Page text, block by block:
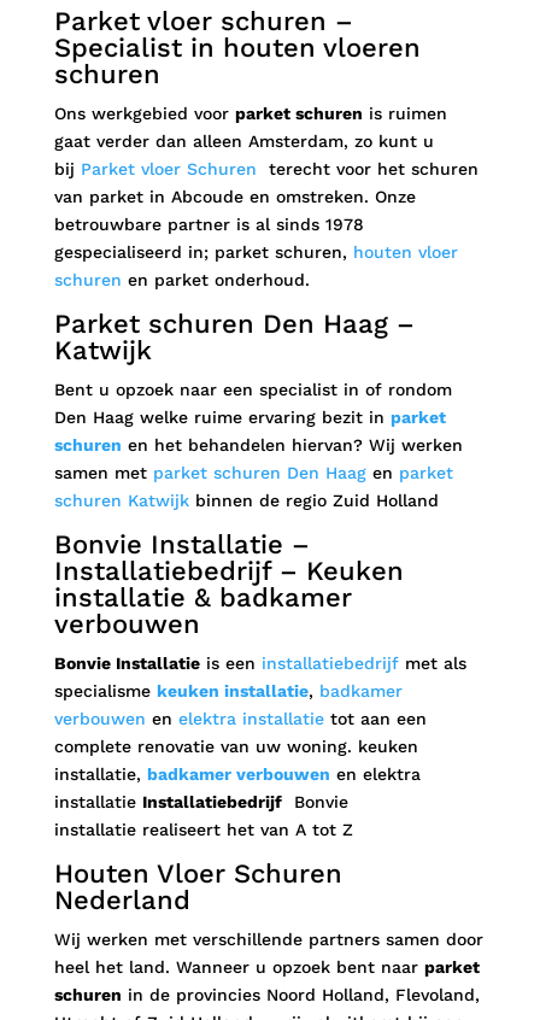
Parket vloer schuren –
Specialist in houten vloeren
schuren
Ons werkgebied voor parket schuren is ruimen
gaat verder dan alleen Amsterdam, zo kunt u
bij Parket vloer Schuren
terecht voor het schuren
van parket in Abcoude en omstreken. Onze
betrouwbare partner is al sinds 1978
gespecialiseerd in; parket schuren, houten vloer
schuren en parket onderhoud.
Parket schuren Den Haag –
Katwijk
Bent u opzoek naar een specialist in of rondom
Den Haag welke ruime ervaring bezit in parket
schuren en het behandelen hiervan? Wij werken
samen met parket schuren Den Haagen parket
schuren Katwijkbinnen de regio Zuid Holland
Bonvie Installatie –
Installatiebedrijf – Keuken
installatie & badkamer
verbouwen
Bonvie Installatieis een installatiebedrijfmet als
specialisme keuken installatie, badkamer
verbouwen en elektra installatietot aan een
complete renovatie van uw woning. keuken
installatie, badkamer verbouwen en elektra
installatie InstallatiebedrijfBonvie
installatie realiseert het van A tot Z
Houten Vloer Schuren
Nederland
Wij werken met verschillende partners samen door
heel het land. Wanneer u opzoek bent naar parket
schuren in de provincies Noord Holland, Flevoland,